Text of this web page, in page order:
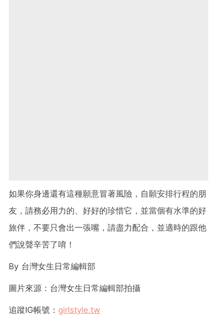
如果你身邊還有這種願意冒著風險，自願安排行程的朋
友，請務必用力的、好好的珍惜它，並當個有水準的好
旅伴，不要只會出一張嘴，請盡力配合，並適時的跟他
們說聲辛苦了唷！
By 台灣女生日常編輯部
圖片來源：台灣女生日常編輯部拍攝
追蹤IG帳號： girlstyle.tw